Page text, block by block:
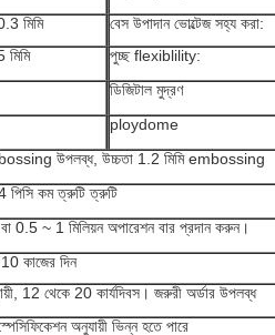
মিমি বেস উপাদান ভোল্টেজ সহ্য করা:
পুচ্ছ flexiblility:
ডিজিটাল মুদ্রণ
ploydome
উপলব্ধ, উচ্চতা 1.2 মিমি embossing
কম ত্রুটি ত্রুটি
0.5 ~ 1 মিলিয়ন অপারেশন বার প্রদান করুন।
10 কাজের দিন
12 থেকে 20 কার্যদিবস। জরুরী অর্ডার উপলব্ধ
অনুযায়ী ভিন্ন হতে পারে